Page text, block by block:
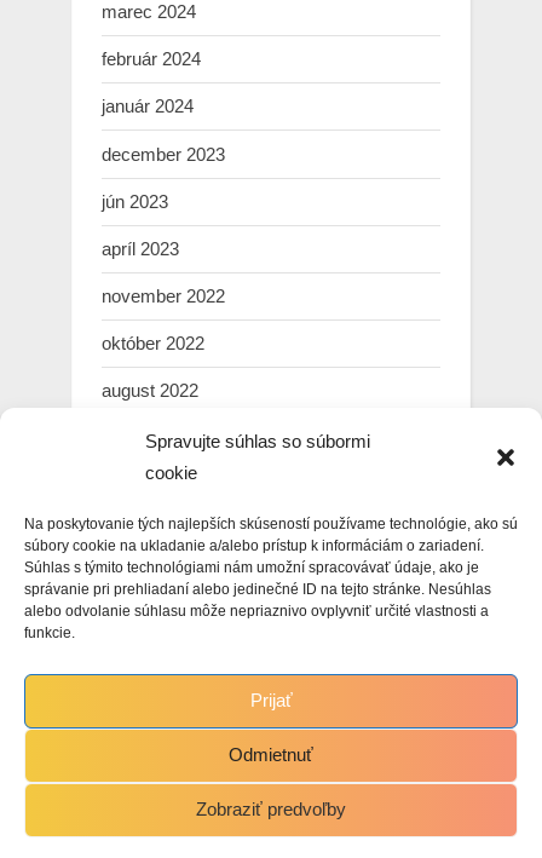
Spravujte súhlas so súbormi
cookie
Na poskytovanie tých najlepších skúseností používame technológie, ako sú
súbory cookie na ukladanie a/alebo prístup k informáciám o zariadení.
Súhlas s týmito technológiami nám umožní spracovávať údaje, ako je
správanie pri prehliadaní alebo jedinečné ID na tejto stránke. Nesúhlas
alebo odvolanie súhlasu môže nepriaznivo ovplyvniť určité vlastnosti a
funkcie.
Prijať
Odmietnuť
Zobraziť predvoľby
marec 2024
február 2024
január 2024
december 2023
jún 2023
apríl 2023
november 2022
október 2022
august 2022
júl 2022
marec 2022
február 2022
január 2022
november 2021
október 2021
Copyright © 2021 Martin Hasin.